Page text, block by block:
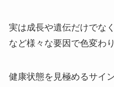
実は成長や遺伝だけでな
など様々な要因で色変わ
健康状態を見極めるサイ